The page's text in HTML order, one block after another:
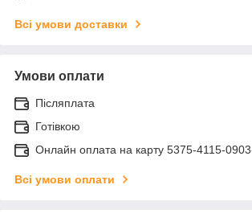
Всі умови доставки
Умови оплати
Післяплата
Готівкою
Онлайн оплата на карту 5375-4115-
Всі умови оплати